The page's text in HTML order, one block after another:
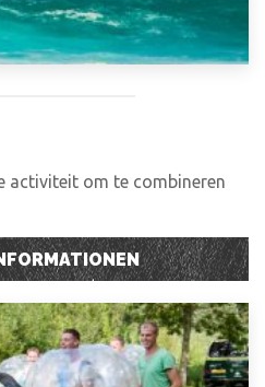
activiteit om te combineren